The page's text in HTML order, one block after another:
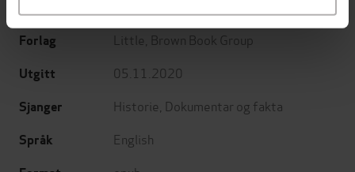
Forlag Little, Brown Book Group
Utgitt 05.11.2020
Sjanger Historie Dokumentar og fakta
Språk English